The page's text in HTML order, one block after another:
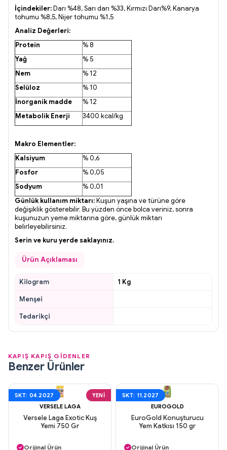
İçindekiler:Darı %48, Sarı darı %33, Kırmızı Darı%9, Kanarya
tohumu %8,5, Nijer tohumu %1,5
Analiz Değerleri:
Protein
% 8
Yağ
% 5
Nem
% 12
Selüloz
% 10
İnorganik madde
% 12
Metabolik Enerji
3400 kcal/kg
Makro Elementler:
Kalsiyum
% 0,6
Fosfor
% 0,05
Sodyum
% 0,01
Günlük kullanım miktarı:Kuşun yaşına ve türüne göre
değişiklik gösterebilir. Bu yüzden önce bolca veriniz, sonra
kuşunuzun yeme miktarına göre, günlük miktarı
belirleyebilirsiniz.
Serin ve kuru yerde saklayınız.
Ürün Açıklaması
Kilogram
1 Kg
Menşei
Tedarikçi
KAPIŞ KAPIŞ GİDENLER
Benzer Ürünler
SKT: 04.2027
YENI
VERSELE LAGA
Versele Laga Exotic Kuş
Yemi 750 Gr
Orijinal Ürün
SKT: 11.2027
EUROGOLD
EuroGold Konuşturucu
Yem Katkısı 150 gr
Orijinal Ürün